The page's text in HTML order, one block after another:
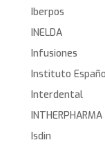
Iberpos
INELDA
Infusiones
Instituto
Interdental
INTHERPHARMA
Isdin